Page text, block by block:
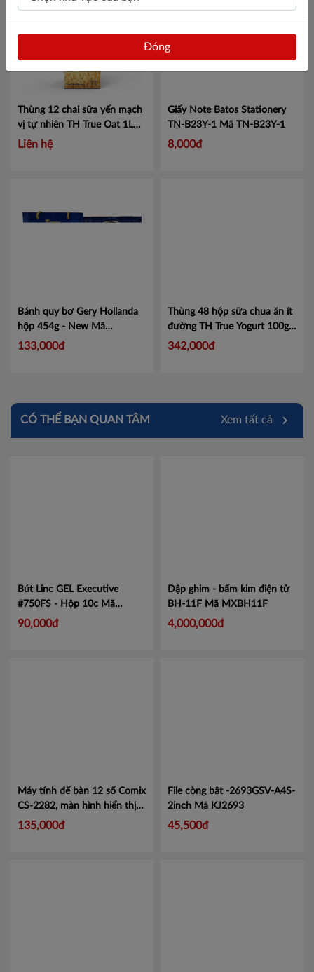
Thùng 12 chai sữa yến mạch
vị tự nhiên TH True Oat 1L
Mã 451005007
Liên hệ
Giấy Note Batos Stationery
TN-B23Y-1 Mã TN-B23Y-1
8,000đ
Bánh quy bơ Gery Hollanda
hộp 454g - New Mã
101237568
133,000đ
Thùng 48 hộp sữa chua ăn ít
đường TH True Yogurt 100g
Mã 453000005
342,000đ
CÓ THỂ BẠN QUAN TÂM Xem tất cả
Bút Linc GEL Executive
#750FS - Hộp 10c Mã
LIN750
90,000đ
Dập ghim - bấm kim điện tử
BH-11F Mã MXBH11F
4,000,000đ
Máy tính để bàn 12 số Comix
CS-2282, màn hình hiển thị
lớn tiện lợi.
135,000đ
File còng bật -2693GSV-A4S-
2inch Mã KJ2693
45,500đ
Đóng